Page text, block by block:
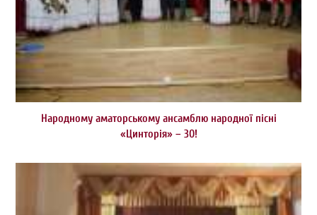
Народному аматорському ансамблю народної пісні
«Цинторія» – 30!